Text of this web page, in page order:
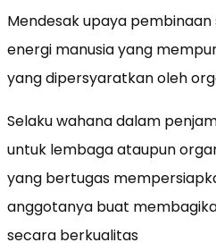
Mendesak upaya
energi manusia yang
yang dipersyaratkan oleh
Selaku wahana dalam
untuk lembaga ataupun
yang bertugas
anggotanya buat
secara berkualitas